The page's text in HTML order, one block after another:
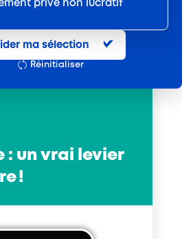
privé non lucratif
et location textile
restaurants
ma sélection
Réinitialiser
un vrai levier
!
ouune